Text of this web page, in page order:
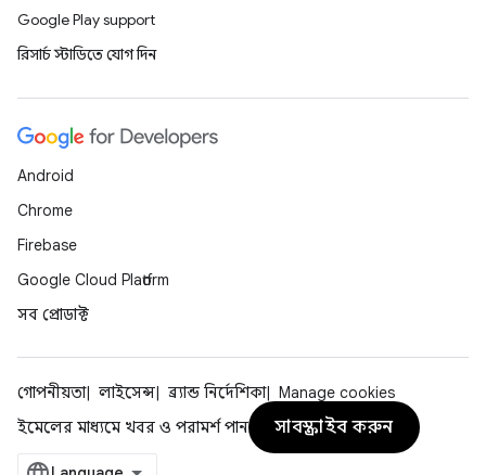
Google Play support
রিসার্চ স্টাডিতে যোগ দিন
Android
Chrome
Firebase
Google Cloud Platform
সব প্রোডাক্ট
গোপনীয়তা লাইসেন্স ব্র্যান্ড নির্দেশিকা
Manage cookies
ইমেলের মাধ্যমে খবর ও পরামর্শ পান
সাবস্ক্রাইব করুন